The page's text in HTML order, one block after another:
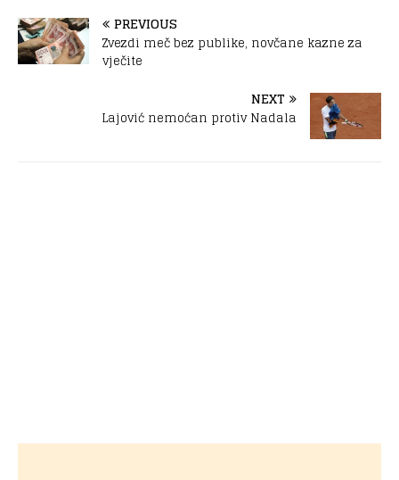
PREVIOUS
Zvezdi meč bez publike, novčane kazne za
vječite
NEXT
Lajović nemoćan protiv Nadala